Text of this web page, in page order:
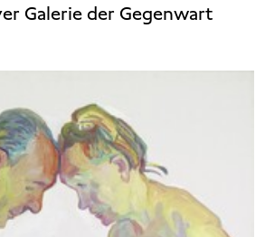
Galerie der Gegenwart